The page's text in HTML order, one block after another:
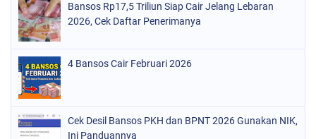
Bansos Rp17,5 Triliun Siap Cair Jelang Lebaran
2026, Cek Daftar Penerimanya
4 Bansos Cair Februari 2026
Cek Desil Bansos PKH dan BPNT 2026 Gunakan NIK,
Ini Panduannya